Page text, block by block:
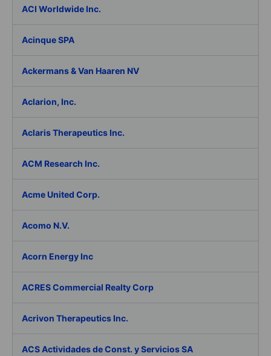
ACI Worldwide Inc.
Acinque SPA
Ackermans & Van Haaren NV
Aclarion, Inc.
Aclaris Therapeutics Inc.
ACM Research Inc.
Acme United Corp.
Acomo N.V.
Acorn Energy Inc
ACRES Commercial Realty Corp
Acrivon Therapeutics Inc.
ACS Actividades de Const. y Servicios SA